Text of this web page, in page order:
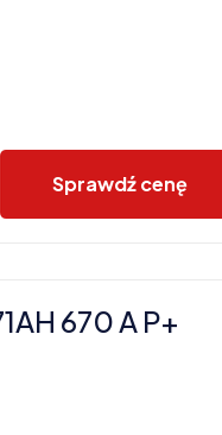
Sprawdź cenę
670 A P+